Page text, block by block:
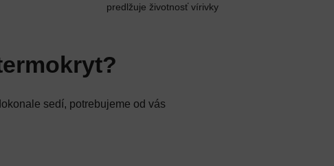
predlžuje životnosť vírivky
sedí, potrebujeme od vás